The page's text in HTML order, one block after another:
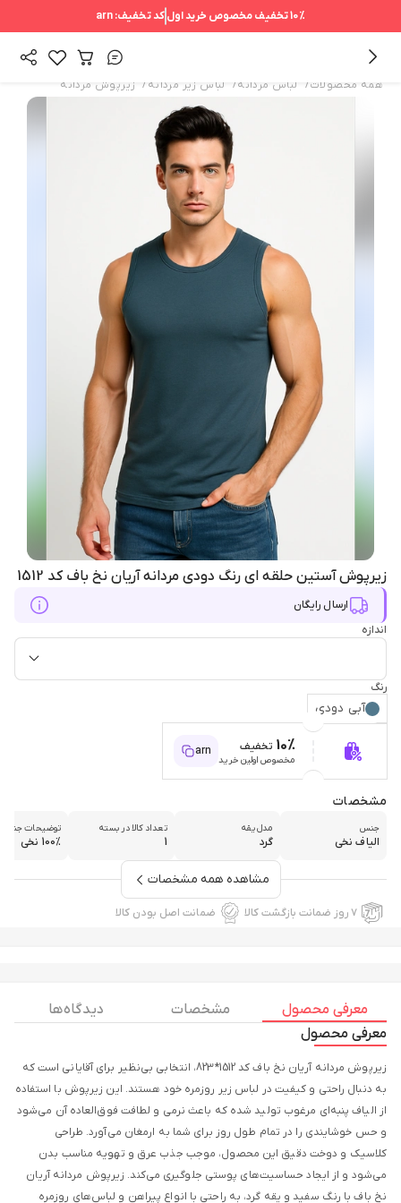
10%تخفیف مخصوص خرید اولکد تخفیف:arn
همه محصولات/ لباس مردانه/ لباس زیر مردانه / زیرپوش مردانه
زیرپوش آستین حلقه ای رنگ دودی مردانه آریان نخ باف کد 1512
ارسال رایگان
اندازه
رنگ
آبی دودی
10% تخفیف
مخصوص اولین خرید
arn
مشخصات
جنس
الیاف نخی
مدل یقه
گرد
تعداد کالا در بسته
1
توضیحات جنس
100% نخی
مشاهده همه مشخصات
۷ روز ضمانت بازگشت کالا ضمانت اصل بودن کالا
معرفی محصول مشخصات
دیدگاه ها
معرفی محصول
زیرپوش مردانه آریان نخ باف کد 1512*823، انتخابی بی‌نظیر برای آقایانی است که
به دنبال راحتی و کیفیت در لباس زیر روزمره خود هستند. این زیرپوش با استفاده
از الیاف پنبه‌ای مرغوب تولید شده که باعث نرمی و لطافت فوق‌العاده آن می‌شود
و حس خوشایندی را در تمام طول روز برای شما به ارمغان می‌آورد. طراحی
کلاسیک و دوخت دقیق این محصول، موجب جذب عرق و تهویه مناسب بدن
می‌شود و از ایجاد حساسیت‌های پوستی جلوگیری می‌کند. زیرپوش مردانه آریان
نخ باف با رنگ سفید و یقه گرد، به راحتی با انواع پیراهن و لباس‌های روزمره